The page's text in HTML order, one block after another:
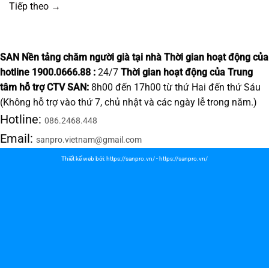
Tiếp theo →
SAN Nền tảng chăm người già tại nhà Thời gian hoạt động của
hotline 1900.0666.88 : 24/7 Thời gian hoạt động của Trung
tâm hỗ trợ CTV SAN: 8h00 đến 17h00 từ thứ Hai đến thứ Sáu
(Không hỗ trợ vào thứ 7, chủ nhật và các ngày lễ trong năm.)
Hotline: 086.2468.448
Email: sanpro.vietnam@gmail.com
Thiết kế web bởi: https://sanpro.vn/- https://sanpro.vn/